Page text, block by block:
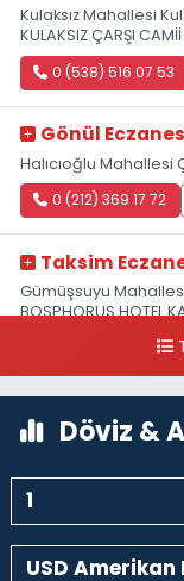
Kulaksız Mahallesi
KULAKSIZ ÇARŞI CAMİİ
0 (538) 516 07 53
Gönül
Halıcıoğlu Mahallesi
0 (212) 369 17 72
Taksim
Gümüşsuyu
BOSPHORUS HOTEL
0 (212) 249 50 99
Döviz &